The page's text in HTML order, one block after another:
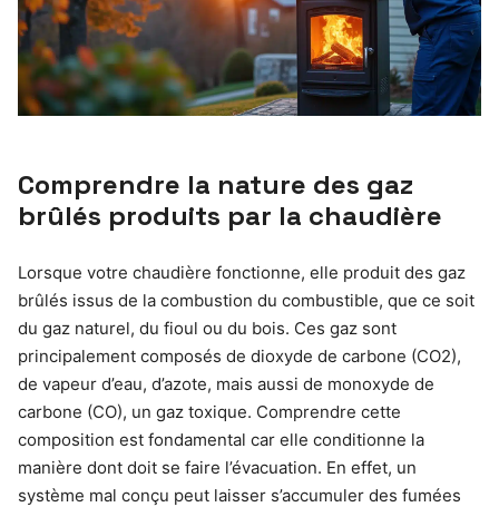
Comprendre la nature des gaz
brûlés produits par la chaudière
Lorsque votre chaudière fonctionne, elle produit des gaz
brûlés issus de la combustion du combustible, que ce soit
du gaz naturel, du fioul ou du bois. Ces gaz sont
principalement composés de dioxyde de carbone (CO2),
de vapeur d’eau, d’azote, mais aussi de monoxyde de
carbone (CO), un gaz toxique. Comprendre cette
composition est fondamental car elle conditionne la
manière dont doit se faire l’évacuation. En effet, un
système mal conçu peut laisser s’accumuler des fumées